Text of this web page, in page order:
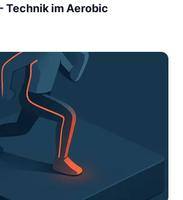
Technik im Aerobic